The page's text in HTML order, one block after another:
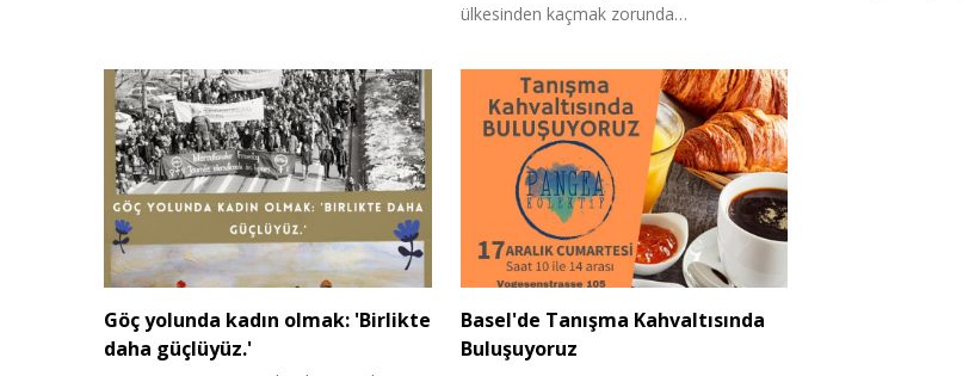
ülkesinden kaçmak zorunda…
Göç yolunda kadın olmak: 'Birlikte
daha güçlüyüz.'
Basel'de Tanışma Kahvaltısında
Buluşuyoruz